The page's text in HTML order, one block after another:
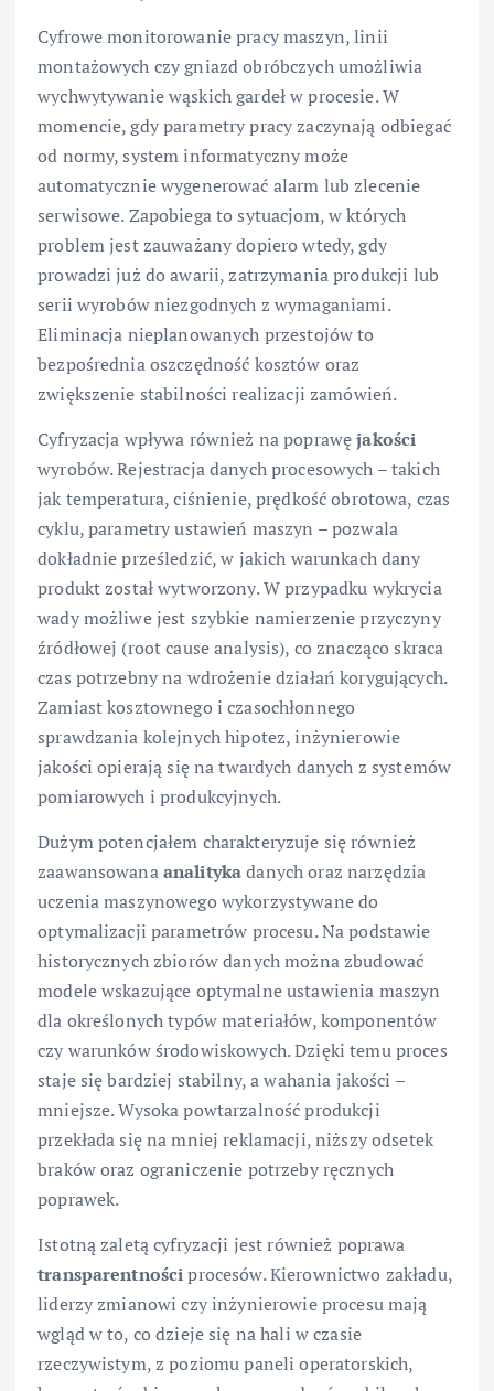
Cyfrowe monitorowanie pracy maszyn, linii
montażowych czy gniazd obróbczych umożliwia
wychwytywanie wąskich gardeł w procesie. W
momencie, gdy parametry pracy zaczynają odbiegać
od normy, system informatyczny może
automatycznie wygenerować alarm lub zlecenie
serwisowe. Zapobiega to sytuacjom, w których
problem jest zauważany dopiero wtedy, gdy
prowadzi już do awarii, zatrzymania produkcji lub
serii wyrobów niezgodnych z wymaganiami.
Eliminacja nieplanowanych przestojów to
bezpośrednia oszczędność kosztów oraz
zwiększenie stabilności realizacji zamówień.
Cyfryzacja wpływa również na poprawęjakości
wyrobów. Rejestracja danych procesowych – takich
jak temperatura, ciśnienie, prędkość obrotowa, czas
cyklu, parametry ustawień maszyn – pozwala
dokładnie prześledzić, w jakich warunkach dany
produkt został wytworzony. W przypadku wykrycia
wady możliwe jest szybkie namierzenie przyczyny
źródłowej (root cause analysis), co znacząco skraca
czas potrzebny na wdrożenie działań korygujących.
Zamiast kosztownego i czasochłonnego
sprawdzania kolejnych hipotez, inżynierowie
jakości opierają się na twardych danych z systemów
pomiarowych i produkcyjnych.
Dużym potencjałem charakteryzuje się również
zaawansowanaanalitykadanych oraz narzędzia
uczenia maszynowego wykorzystywane do
optymalizacji parametrów procesu. Na podstawie
historycznych zbiorów danych można zbudować
modele wskazujące optymalne ustawienia maszyn
dla określonych typów materiałów, komponentów
czy warunków środowiskowych. Dzięki temu proces
staje się bardziej stabilny, a wahania jakości –
mniejsze. Wysoka powtarzalność produkcji
przekłada się na mniej reklamacji, niższy odsetek
braków oraz ograniczenie potrzeby ręcznych
poprawek.
Istotną zaletą cyfryzacji jest również poprawa
transparentnościprocesów. Kierownictwo zakładu,
liderzy zmianowi czy inżynierowie procesu mają
wgląd w to, co dzieje się na hali w czasie
rzeczywistym, z poziomu paneli operatorskich,